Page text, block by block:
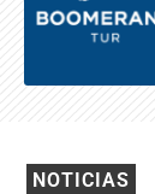
NOTICIAS